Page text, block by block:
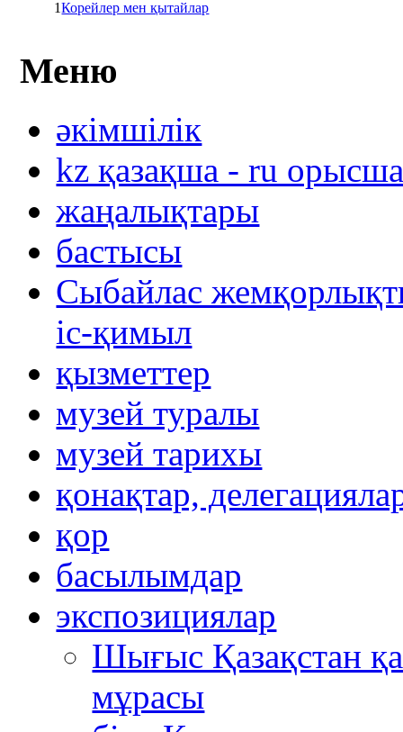
1Корейлер мен қытайлар
Меню
әкімшілік
kz қазақша - ru
жаңалықтары
бастысы
Сыбайлас
іс-қимыл
қызметтер
музей туралы
музей тарихы
қонақтар,
қор
басылымдар
экспозициялар
Шығыс Қазақстан
мұрасы